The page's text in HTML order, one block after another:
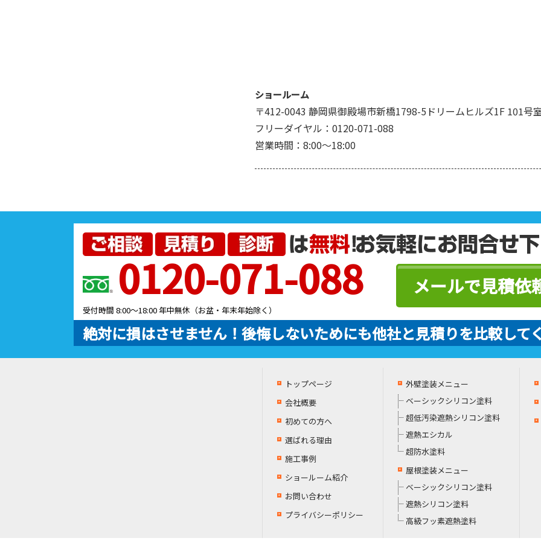
ショールーム
〒412-0043 静岡県御殿場市新橋1798-5ドリームヒルズ1F 101号
フリーダイヤル：0120-071-088
営業時間：8:00～18:00
0120-071-088
受付時間 8:00～18:00 年中無休（お盆・年末年始除く）
メールで見積依
絶対に損はさせません！後悔しないためにも他社と見積りを比較して
トップページ
会社概要
初めての方へ
選ばれる理由
施工事例
ショールーム紹介
お問い合わせ
プライバシーポリシー
外壁塗装メニュー
ベーシックシリコン塗料
超低汚染遮熱シリコン塗料
遮熱エシカル
超防水塗料
屋根塗装メニュー
ベーシックシリコン塗料
遮熱シリコン塗料
高級フッ素遮熱塗料